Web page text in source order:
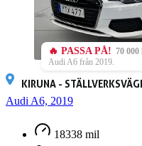
🔥 PASSA PÅ! 70
Audi A6 från 2019.
KIRUNA -
Audi A6, 2019
18338 mil